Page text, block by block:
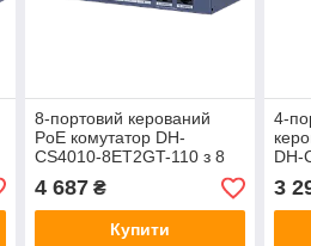
8-портовий керований
PoE комутатор DH-
CS4010-8ET2GT-110 з 8
портами POE 100Мбіт + 2
порти UP-Link 1000Мбіт,
185x104x27 мм
4 687₴
Купити
4-
DH-
2
3